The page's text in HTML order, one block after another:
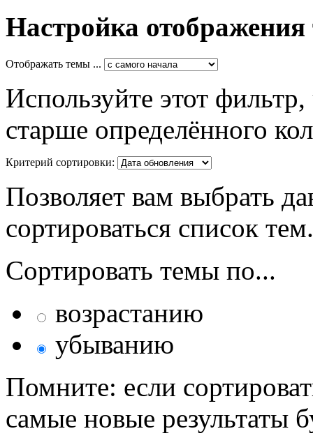
Настройка отображения
Отображать темы ...
Используйте этот
старше определённого
Критерий сортировки:
Позволяет вам выбрать
сортироваться список тем.
Сортировать темы по...
возрастанию
убыванию
Помните: если
самые новые результаты